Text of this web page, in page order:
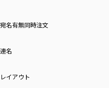
宛名有無同時注文
連名
レイアウト